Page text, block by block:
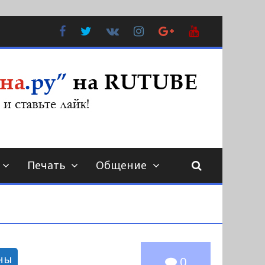
FacebookTwitter
Контакте
Instagram
Google
Plus
Печать Общение
0